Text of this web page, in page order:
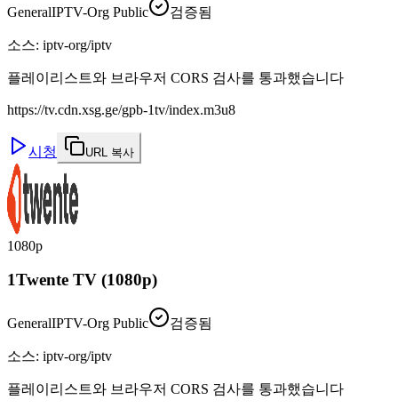
GeneralIPTV-Org Public 검증됨
소스: iptv-org/iptv
플레이리스트와 브라우저 CORS 검사를 통과했습니다
https://tv.cdn.xsg.ge/gpb-1tv/index.m3u8
시청 URL 복사
1080p
1Twente TV (1080p)
GeneralIPTV-Org Public 검증됨
소스: iptv-org/iptv
플레이리스트와 브라우저 CORS 검사를 통과했습니다